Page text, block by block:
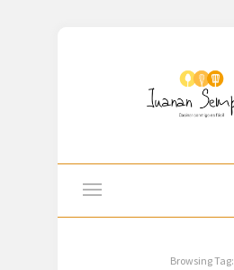
Browsing Tag: